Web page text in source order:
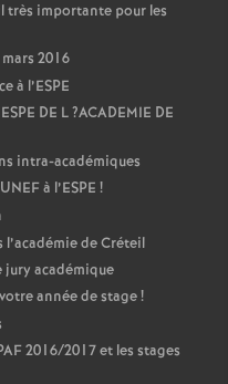
très importante pour les
mars 2016
à l’ESPE
ESPE DE L?ACADEMIE DE
intra-académiques
UNEFà l’ESPE !
de Créteil
académique
année de stage!
2016/2017 et les stages